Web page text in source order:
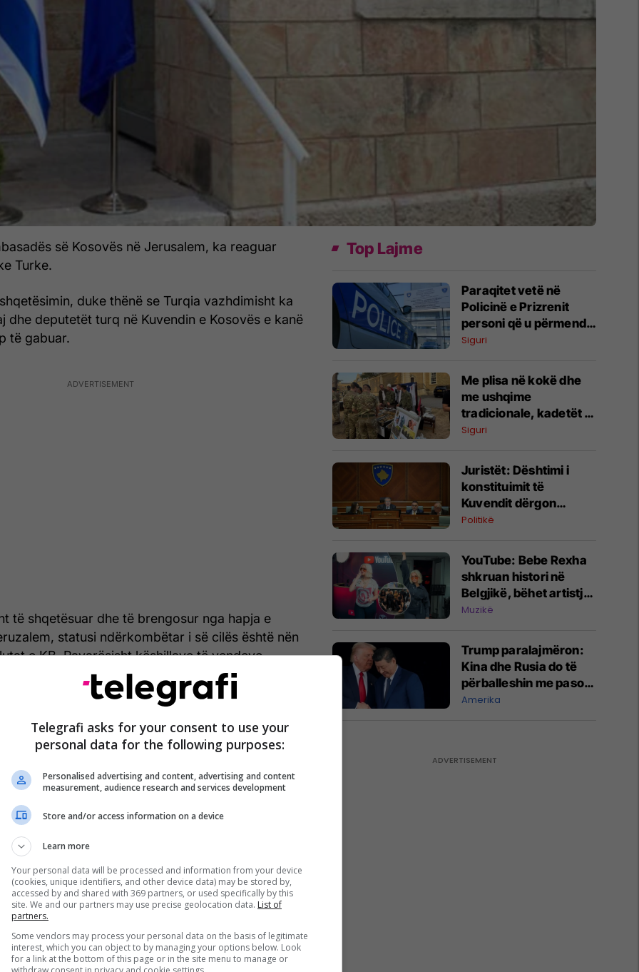
së Kosovës në Jerusalem, ka reaguar
Turke.
duke thënë se Turqia vazhdimisht ka
dhe deputetët turq në Kuvendin e Kosovës e kanë
të gabuar.
të shqetësuar dhe të brengosur nga hapja e
statusi ndërkombëtar i së cilës është nën
e KB. Pavarësisht këshillave të vendeve
së Turqisë dhe paralajmërimeve tona në
e cila gjithashtu ka dalë nga marrja e
të Kosovës, ka diskutuar këtë hap të gabuar
ta finalizojë”, thuhet në reagim.
me seli në Jeruzalem
Top Lajme
Paraqitet vetë në
Policinë e Prizrenit
personi që u përmend
si pjesëtar i grupeve
Siguri
Me plisa në kokë dhe
me ushqime
tradicionale, kadetët e
FSK-së prezantojnë
Siguri
Juristët: Dështimi i
konstituimit të
Kuvendit dërgon
automatikisht vendin
Politikë
YouTube: Bebe Rexha
shkruan histori në
Belgjikë, bëhet artistja
e parë amerikane e
Tomorrowland
Muzikë
Trump paralajmëron:
Kina dhe Rusia do të
përballeshin me pasoja
nëse ndihmojnë Iranin
Amerika
Telegrafi asks for your consent to use your
personal data for the following purposes:
Personalised advertising and content, advertising and content
measurement, audience research and services development
Store and/or access information on a device
Learn more
Your personal data will be processed and information from your device
(cookies, unique identifiers, and other device data) may be stored by,
accessed by and shared with 369 partners, or used specifically by this
site. We and our partners may use precise geolocation data. List of
partners.
Some vendors may process your personal data on the basis of legitimate
interest, which you can object to by managing your options below. Look
for a link at the bottom of this page or in the site menu to manage or